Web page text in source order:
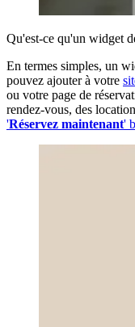
Qu'est-ce qu'un widget
En termes simples, un
pouvez ajouter à votre
ou votre page de
rendez-vous, des
'Réservez maintenant'